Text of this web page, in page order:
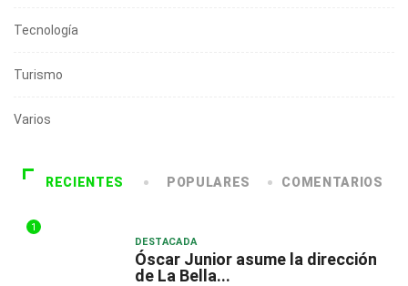
Tecnología
Turismo
Varios
RECIENTES POPULARES COMENTARIOS
1
DESTACADA
Óscar Junior asume la dirección
de La Bella...